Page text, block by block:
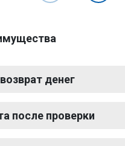
денег
после проверки